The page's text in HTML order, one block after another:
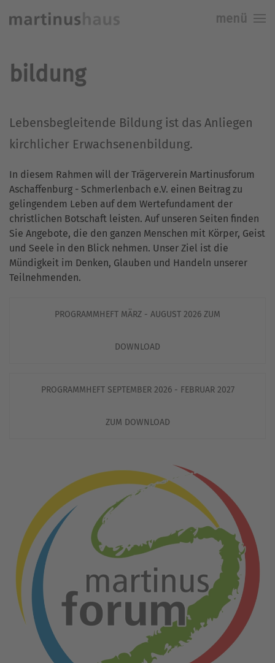
menü
bildung
Lebensbegleitende Bildung ist das Anliegen
kirchlicher Erwachsenenbildung.
In diesem Rahmen will der Trägerverein Martinusforum
Aschaffenburg - Schmerlenbach e.V. einen Beitrag zu
gelingendem Leben auf dem Wertefundament der
christlichen Botschaft leisten. Auf unseren Seiten finden
Sie Angebote, die den ganzen Menschen mit Körper, Geist
und Seele in den Blick nehmen. Unser Ziel ist die
Mündigkeit im Denken, Glauben und Handeln unserer
Teilnehmenden.
PROGRAMMHEFT MÄRZ - AUGUST 2026 ZUM
DOWNLOAD
PROGRAMMHEFT SEPTEMBER 2026 - FEBRUAR 2027
ZUM DOWNLOAD